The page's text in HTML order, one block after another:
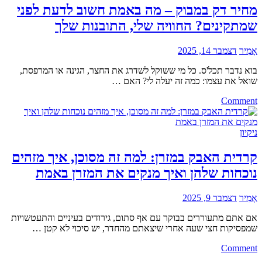
ויציבות
מוזיקלית
מחיר דק במבוק – מה באמת חשוב לדעת לפני
שמתקינים? החוויה שלי, התובנות שלך
אָמִיר דצמבר 14, 2025
בוא נדבר תכל'ס. כל מי ששוקל לשדרג את החצר, הגינה או המרפסת,
שואל את עצמו: כמה זה יעלה לי? האם …
Comment
on
מחיר
דק
מה
באמת
חשוב
לפני
שמתקינים?
החוויה
שלי,
שלך
ניקיון
קרדית האבק במזרן: למה זה מסוכן, איך מזהים
נוכחות שלהן ואיך מנקים את המזרן באמת
אָמִיר דצמבר 9, 2025
אם אתם מתעוררים בבוקר עם אף סתום, גירודים בעיניים והתעטשויות
שמפסיקות חצי שעה אחרי שיצאתם מהחדר, יש סיכוי לא קטן …
Comment
on